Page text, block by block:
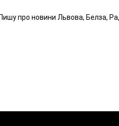
про новини Львова, Белза,